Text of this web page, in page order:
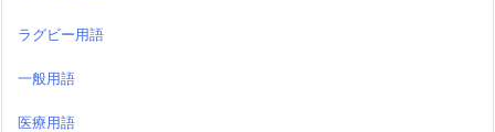
ラグビー用語
一般用語
医療用語